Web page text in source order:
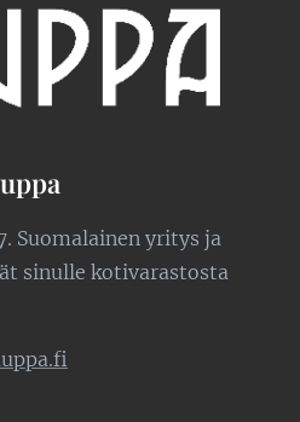
Suomalainen yritys ja
sinulle kotivarastosta